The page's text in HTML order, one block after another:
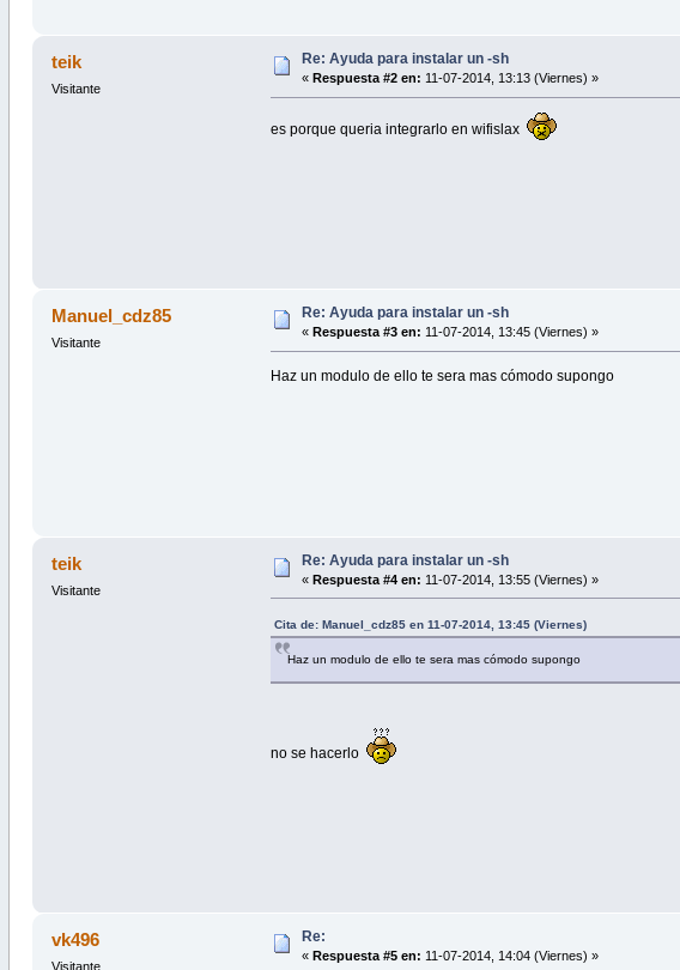
teik
Visitante
Re: Ayuda para instalar un -sh
« Respuesta #2 en: 11-07-2014, 13:13 (Viernes) »
es porque queria integrarlo en wifislax
Manuel_cdz85
Visitante
Re: Ayuda para instalar un -sh
« Respuesta #3 en: 11-07-2014, 13:45 (Viernes) »
Haz un modulo de ello te sera mas cómodo supongo
teik
Visitante
Re: Ayuda para instalar un -sh
« Respuesta #4 en: 11-07-2014, 13:55 (Viernes) »
Cita de: Manuel_cdz85 en 11-07-2014, 13:45 (Viernes)
Haz un modulo de ello te sera mas cómodo supongo
no se hacerlo
vk496
Visitante
Re:
« Respuesta #5 en: 11-07-2014, 14:04 (Viernes) »